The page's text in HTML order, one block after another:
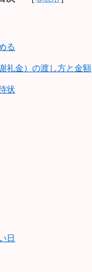
る
礼金）の渡し方と金額
状
日